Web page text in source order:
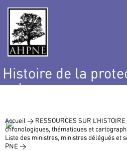
Histoire de la
nature
Accueil > RESSOURCES SUR
chronologiques, thématiques et
Liste des ministres, ministres délégués et
PNE >